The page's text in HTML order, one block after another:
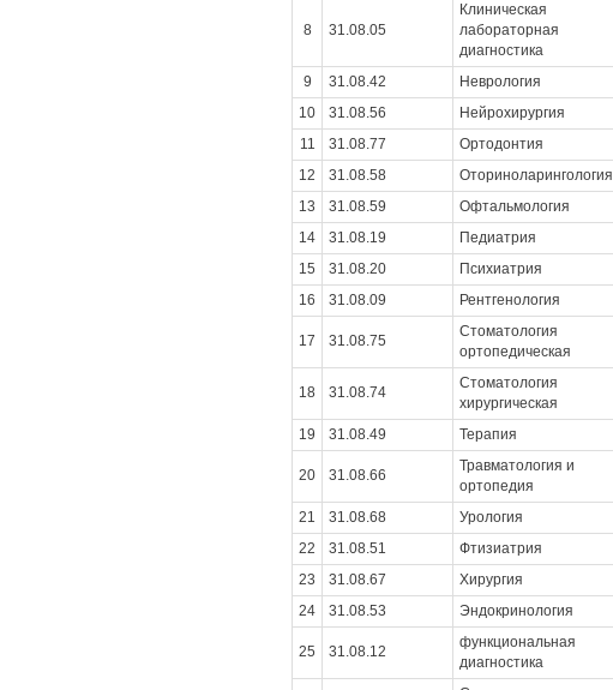
8 31.08.05
Клиническая
лабораторная
диагностика
9 31.08.42 Неврология
10
31.08.56 Нейрохирургия
11
31.08.77 Ортодонтия
12
31.08.58 Оториноларингология
13
31.08.59 Офтальмология
14
31.08.19 Педиатрия
15
31.08.20 Психиатрия
16
31.08.09 Рентгенология
17 31.08.75
Стоматология
ортопедическая
18 31.08.74
Стоматология
хирургическая
19 31.08.49 Терапия
20 31.08.66
Травматология и
ортопедия
21 31.08.68 Урология
22
31.08.51 Фтизиатрия
23
31.08.67 Хирургия
24
31.08.53 Эндокринология
25 31.08.12
функциональная
диагностика